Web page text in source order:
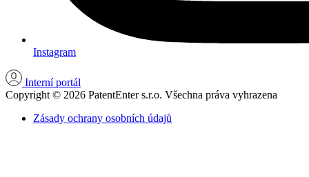
Instagram
Interní portál
Copyright © 2026 PatentEnter s.r.o. Všechna práva vyhrazena
Zásady ochrany osobních údajů